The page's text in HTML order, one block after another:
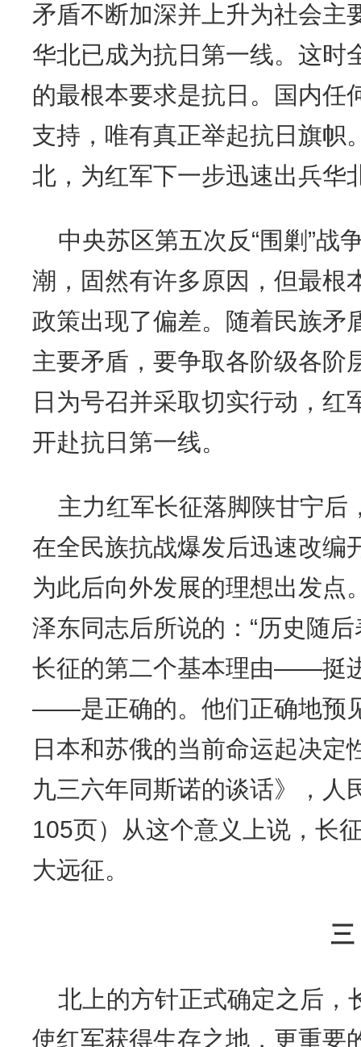
矛盾不断加深并上升为社会主
华北已成为抗日第一线。这时
的最根本要求是抗日。国内任
支持，唯有真正举起抗日旗帜
北，为红军下一步迅速出兵华
中央苏区第五次反“围剿”战
潮，固然有许多原因，但最根
政策出现了偏差。随着民族矛
主要矛盾，要争取各阶级各阶
日为号召并采取切实行动，红
开赴抗日第一线。
主力红军长征落脚陕甘宁后
在全民族抗战爆发后迅速改编
为此后向外发展的理想出发点
泽东同志后所说的：“历史随
长征的第二个基本理由——挺
——是正确的。他们正确地预
日本和苏俄的当前命运起决定
九三六年同斯诺的谈话》，人
105页）从这个意义上说，长
大远征。
三
北上的方针正式确定之后，
使红军获得生存之地，更重要